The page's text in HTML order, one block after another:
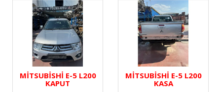
MİTSUBİSHİ E-5 L200
KAPUT
MİTSUBİSHİ E-5 L200
KASA